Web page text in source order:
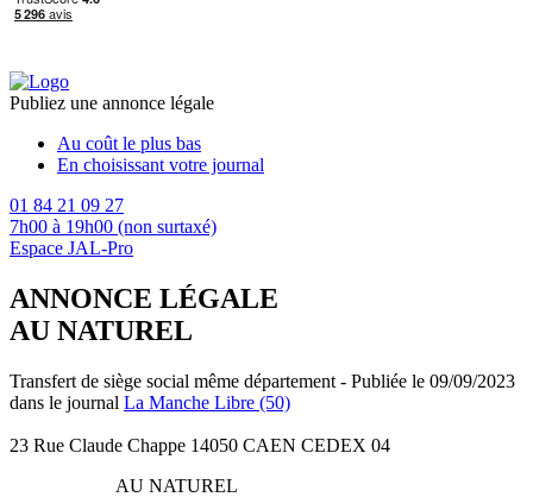
Publiez une annonce légale
Au coût le plus bas
En choisissant votre journal
01 84 21 09 27
7h00 à 19h00 (non surtaxé)
Espace JAL-Pro
ANNONCE LÉGALE
AU NATUREL
Transfert de siège social même département - Publiée le 09/09/2023
dans le journal La Manche Libre (50)
23 Rue Claude Chappe 14050 CAEN CEDEX 04
AU NATUREL